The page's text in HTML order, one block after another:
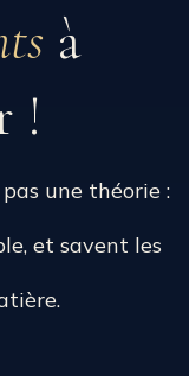
à
!
une théorie :
et savent les